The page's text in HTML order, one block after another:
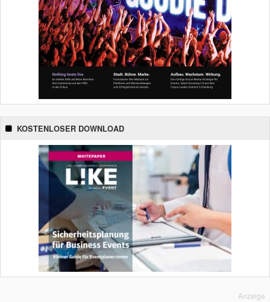
KOSTENLOSER DOWNLOAD
Anzeige